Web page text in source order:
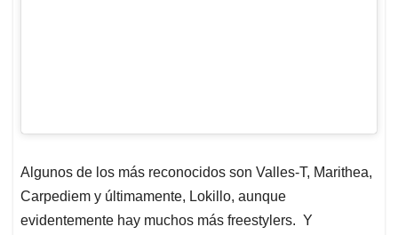
Algunos de los más reconocidos son Valles-T, Marithea,
Carpediem y últimamente, Lokillo, aunque
evidentemente hay muchos más freestylers. Y